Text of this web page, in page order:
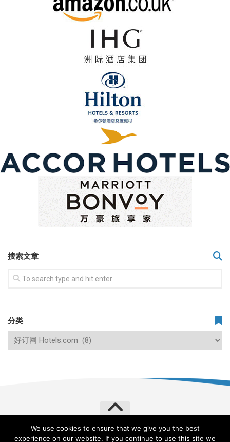
搜索文章
分类
飞常旅客 VERYLVKE © 2026. All Rights Reserved.
We use cookies to ensure that we give you the best
experience on our website. If you continue to use this site we